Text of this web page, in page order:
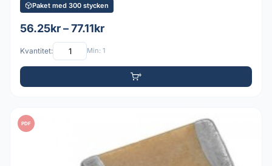
Paket med 300 stycken
56.25kr – 77.11kr
Kvantitet: Min: 1
PDF